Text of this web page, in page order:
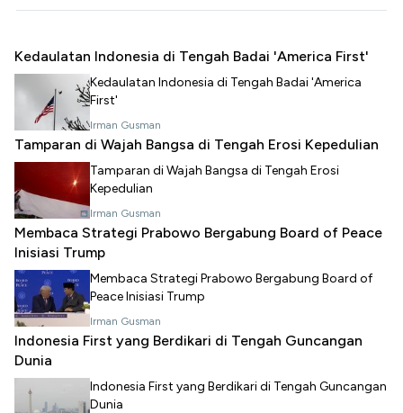
Kedaulatan Indonesia di Tengah Badai 'America First'
Kedaulatan Indonesia di Tengah Badai 'America
First'
Irman Gusman
Tamparan di Wajah Bangsa di Tengah Erosi Kepedulian
Tamparan di Wajah Bangsa di Tengah Erosi
Kepedulian
Irman Gusman
Membaca Strategi Prabowo Bergabung Board of Peace
Inisiasi Trump
Membaca Strategi Prabowo Bergabung Board of
Peace Inisiasi Trump
Irman Gusman
Indonesia First yang Berdikari di Tengah Guncangan
Dunia
Indonesia First yang Berdikari di Tengah Guncangan
Dunia